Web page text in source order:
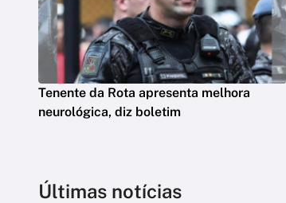
Tenente da Rota apresenta melhora
neurológica, diz boletim
Últimas notícias